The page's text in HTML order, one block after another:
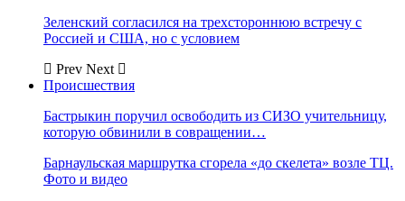
Зеленский согласился на трехстороннюю встречу с
Россией и США, но с условием
Prev Next
Происшествия
Бастрыкин поручил освободить из СИЗО учительницу,
которую обвинили в совращении…
Барнаульская маршрутка сгорела «до скелета» возле ТЦ.
Фото и видео